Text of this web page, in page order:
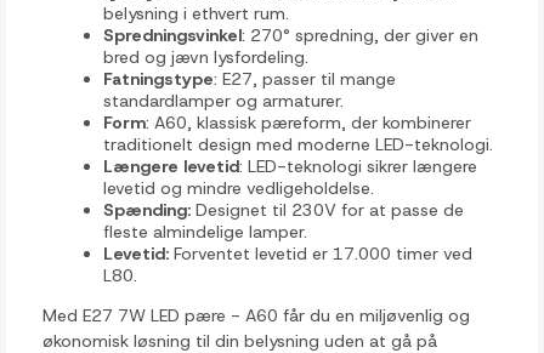
belysning i ethvert rum.
Spredningsvinkel: 270° spredning, der giver en
bred og jævn lysfordeling.
Fatningstype: E27, passer til mange
standardlamper og armaturer.
Form: A60, klassisk pæreform, der kombinerer
traditionelt design med moderne LED-teknologi.
Længere levetid: LED-teknologi sikrer længere
levetid og mindre vedligeholdelse.
Spænding: Designet til 230V for at passe de
fleste almindelige lamper.
Levetid: Forventet levetid er 17.000 timer ved
L80.
Med E27 7W LED pære - A60 får du en miljøvenlig og
økonomisk løsning til din belysning uden at gå på